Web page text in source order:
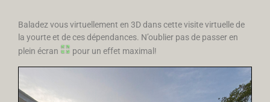
Baladez vous virtuellement en 3D dans cette visite virtuelle de
la yourte et de ces dépendances. N’oublier pas de passer en
plein écran
pour un effet maximal!